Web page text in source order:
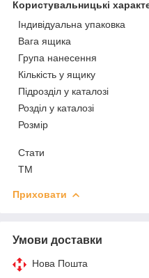
Користувальницькі
Індивідуальна упаковка
Вага ящика
Група нанесення
Кількість у ящику
Підрозділ у каталозі
Розділ у каталозі
Розмір
Стати
ТМ
Приховати
Умови доставки
Нова Пошта